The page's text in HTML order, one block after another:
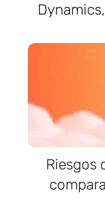
Riesgos